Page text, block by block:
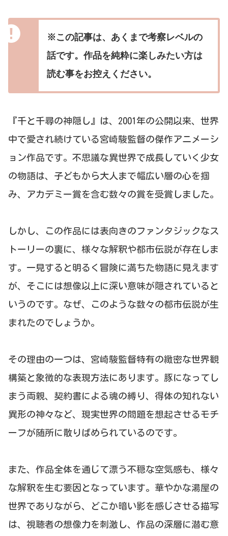
※この記事は、あくまで考察レベルの
話です。作品を純粋に楽しみたい方は
読む事をお控えください。
『千と千尋の神隠し』は、2001年の公開以来、世界
中で愛され続けている宮崎駿監督の傑作アニメーシ
ョン作品です。不思議な異世界で成長していく少女
の物語は、子どもから大人まで幅広い層の心を掴
み、アカデミー賞を含む数々の賞を受賞しました。
しかし、この作品には表向きのファンタジックなス
トーリーの裏に、様々な解釈や都市伝説が存在しま
す。一見すると明るく冒険に満ちた物語に見えます
が、そこには想像以上に深い意味が隠されていると
いうのです。なぜ、このような数々の都市伝説が生
まれたのでしょうか。
その理由の一つは、宮崎駿監督特有の緻密な世界観
構築と象徴的な表現方法にあります。豚になってし
まう両親、契約書による魂の縛り、得体の知れない
異形の神々など、現実世界の問題を想起させるモチ
ーフが随所に散りばめられているのです。
また、作品全体を通じて漂う不穏な空気感も、様々
な解釈を生む要因となっています。華やかな湯屋の
世界でありながら、どこか暗い影を感じさせる描写
は、視聴者の想像力を刺激し、作品の深層に潜む意